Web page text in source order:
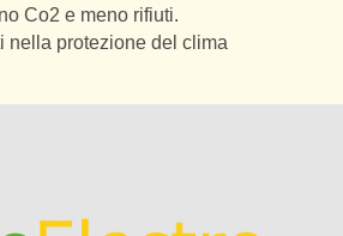
Co2 e meno rifiuti.
nella protezione del clima